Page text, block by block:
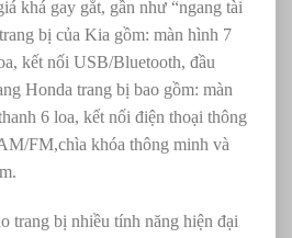
khá gay gắt, gần như “ngang tài
bị của Kia gồm: màn hình 7
kết nối USB/Bluetooth, đầu
Honda trang bị bao gồm: màn
6 loa, kết nối điện thoại thông
FM,chìa khóa thông minh và
trang bị nhiều tính năng hiện đại